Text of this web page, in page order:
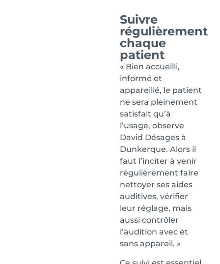
Suivre
régulièrement
chaque
patient
« Bien accueilli,
informé et
appareillé, le patient
ne sera pleinement
satisfait qu’à
l’usage, observe
David Désages à
Dunkerque. Alors il
faut l’inciter à venir
régulièrement faire
nettoyer ses aides
auditives, vérifier
leur réglage, mais
aussi contrôler
l’audition avec et
sans appareil. »